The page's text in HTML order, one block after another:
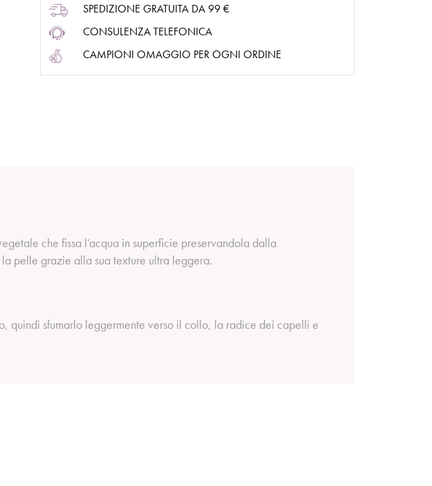
SPEDIZIONE GRATUITA DA 99 €
CONSULENZA TELEFONICA
CAMPIONI OMAGGIO PER OGNI ORDINE
che fissa l’acqua in superficie preservandola dalla
pelle grazie alla sua texture ultra leggera.
quindi sfumarlo leggermente verso il collo, la radice dei capelli e